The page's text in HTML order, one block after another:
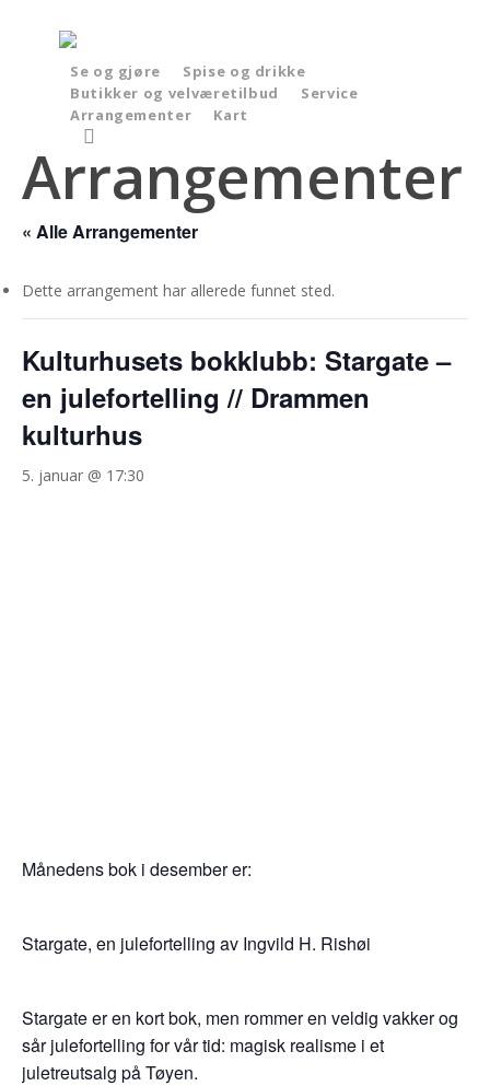
Se og gjøre
Spise og drikke
Butikker og velværetilbud
Service
Arrangementer
Kart
Arrangementer
« Alle Arrangementer
Dette arrangement har allerede funnet sted.
Kulturhusets bokklubb: Stargate –
en julefortelling // Drammen
kulturhus
5. januar @ 17:30
Månedens bok i desember er:
Stargate, en julefortelling av Ingvild H. Rishøi
Stargate er en kort bok, men rommer en veldig vakker og
sår julefortelling for vår tid: magisk realisme i et
juletreutsalg på Tøyen.